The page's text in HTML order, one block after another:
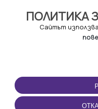
ПОЛИТИКА
Сайтът
ПОЛЗВАНЕ
Правила и условия за
ползване